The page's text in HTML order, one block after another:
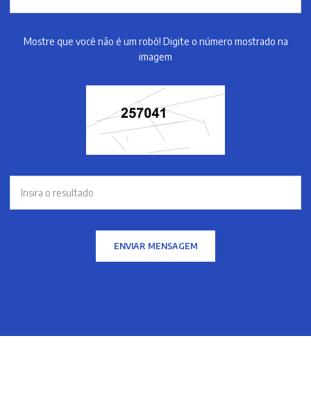
Mostre que você não é um robô! Digite o número mostrado na
imagem
ENVIAR MENSAGEM